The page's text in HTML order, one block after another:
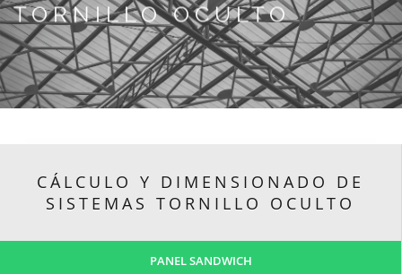
TORNILLO OCULTO
CÁLCULO Y DIMENSIONADO DE
SISTEMAS TORNILLO OCULTO
PANEL SANDWICH